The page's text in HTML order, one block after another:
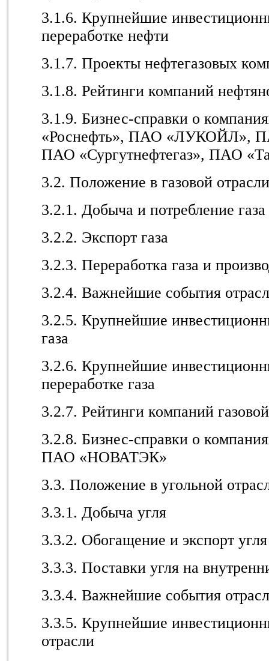
3.1.6. Крупнейшие
переработке нефти
3.1.7. Проекты нефтегазовых
3.1.8. Рейтинги компаний
3.1.9. Бизнес-справки о
«Роснефть», ПАО «ЛУКОЙЛ»,
ПАО «Сургутнефтегаз», ПАО
3.2. Положение в газовой отрасли
3.2.1. Добыча и потребление газа
3.2.2. Экспорт газа
3.2.3. Переработка газа и
3.2.4. Важнейшие события
3.2.5. Крупнейшие
газа
3.2.6. Крупнейшие
переработке газа
3.2.7. Рейтинги компаний
3.2.8. Бизнес-справки о
ПАО «НОВАТЭК»
3.3. Положение в угольной
3.3.1. Добыча угля
3.3.2. Обогащение и экспорт угля
3.3.3. Поставки угля на
3.3.4. Важнейшие события
3.3.5. Крупнейшие
отрасли